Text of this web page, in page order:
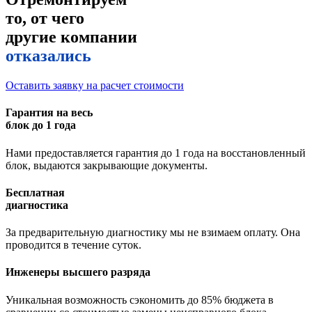
то, от чего
другие компании
отказались
Оставить заявку на расчет стоимости
Гарантия на весь
блок до 1 года
Нами предоставляется гарантия до 1 года на восстановленный
блок, выдаются закрывающие документы.
Бесплатная
диагностика
За предварительную диагностику мы не взимаем оплату. Она
проводится в течение суток.
Инженеры высшего разряда
Уникальная возможность сэкономить до 85% бюджета в